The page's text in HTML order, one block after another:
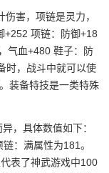
害，项链是灵力，
+252 项链：防御+18
气血+480 鞋子：防
时，战斗中就可以使
装备特技是一类特殊
，具体数值如下：
：满属性为181。
表了神武游戏中100